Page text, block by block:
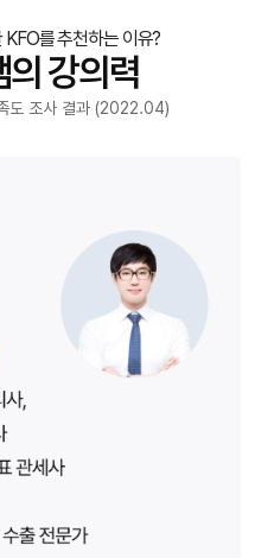
를 추천하는 이유?
강의력
도 조사 결과 (2022.04)